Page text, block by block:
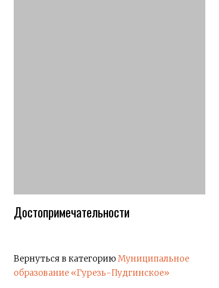
Достопримечательности
Вернуться в категориюМуниципальное
образование «Гурезь-Пудгинское»